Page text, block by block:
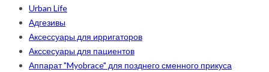
Urban Life
Адгезивы
Аксессуары для ирригаторов
Акссесуары для пациентов
Аппарат "Myobrace" для позднего сменного прикуса